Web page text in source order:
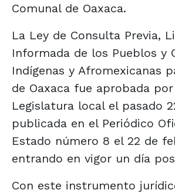
Comunal de Oaxaca.
La Ley de Consulta Previa,
Informada de los Pueblos y
Indígenas y Afromexicanas
de Oaxaca fue aprobada
Legislatura local el pasado
publicada en el Periódico
Estado número 8 el 22 de
entrando en vigor un día
Con este instrumento